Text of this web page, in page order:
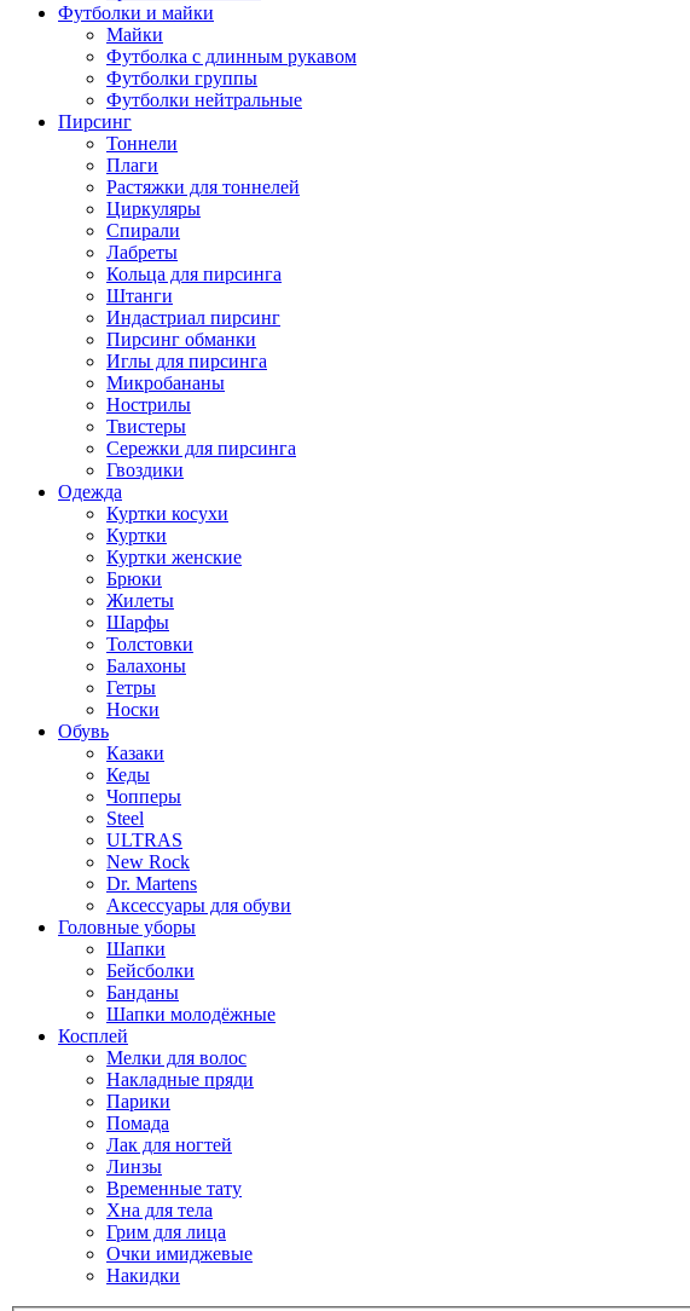
Футболки и майки
Майки
Футболка с длинным рукавом
Футболки группы
Футболки нейтральные
Пирсинг
Тоннели
Плаги
Растяжки для тоннелей
Циркуляры
Спирали
Лабреты
Кольца для пирсинга
Штанги
Индастриал пирсинг
Пирсинг обманки
Иглы для пирсинга
Микробананы
Нострилы
Твистеры
Сережки для пирсинга
Гвоздики
Одежда
Куртки косухи
Куртки
Куртки женские
Брюки
Жилеты
Шарфы
Толстовки
Балахоны
Гетры
Носки
Обувь
Казаки
Кеды
Чопперы
Steel
ULTRAS
New Rock
Dr. Martens
Аксессуары для обуви
Головные уборы
Шапки
Бейсболки
Банданы
Шапки молодёжные
Косплей
Мелки для волос
Накладные пряди
Парики
Помада
Лак для ногтей
Линзы
Временные тату
Хна для тела
Грим для лица
Очки имиджевые
Накидки